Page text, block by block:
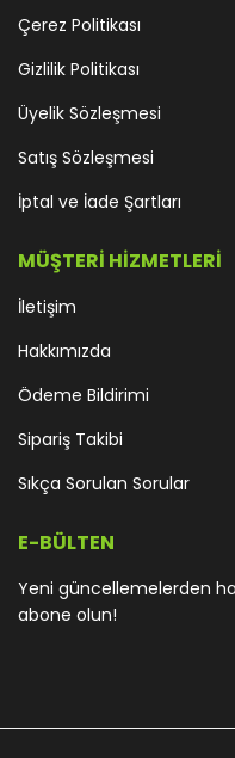
Çerez Politikası
Gizlilik Politikası
Üyelik Sözleşmesi
Satış Sözleşmesi
İptal ve İade Şartları
MÜŞTERİ HİZMETLERİ
İletişim
Hakkımızda
Ödeme Bildirimi
Sipariş Takibi
Sıkça Sorulan Sorular
E-BÜLTEN
Yeni güncellemelerden
abone olun!